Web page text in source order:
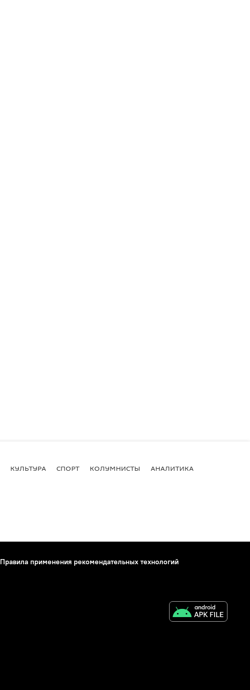
КУЛЬТУРА СПОРТ КОЛУМНИСТЫ АНАЛИТИКА
Правила применения рекомендательных технологий